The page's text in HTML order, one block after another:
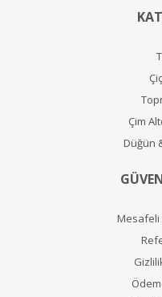
Çim
Düğün
Mesafeli